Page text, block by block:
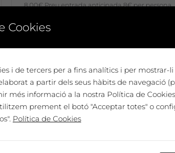
8,00€Preu entrada anticipada 8€ per persona
No disponible
Cookies
i de tercers per a fins analítics i per
a partir dels seus hàbits de navegació
més informació a la nostra Política de
prement el botó "Acceptar totes" o
Política de Cookies